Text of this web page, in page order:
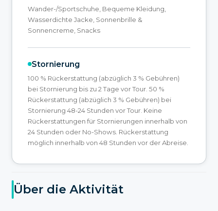
Wander-/Sportschuhe, Bequeme Kleidung,
Wasserdichte Jacke, Sonnenbrille &
Sonnencreme, Snacks
Stornierung
100 % Rückerstattung (abzüglich 3 % Gebühren)
bei Stornierung bis zu 2 Tage vor Tour. 50 %
Rückerstattung (abzüglich 3 % Gebühren) bei
Stornierung 48-24 Stunden vor Tour. Keine
Rückerstattungen für Stornierungen innerhalb von
24 Stunden oder No-Shows. Rückerstattung
möglich innerhalb von 48 Stunden vor der Abreise.
Über die Aktivität